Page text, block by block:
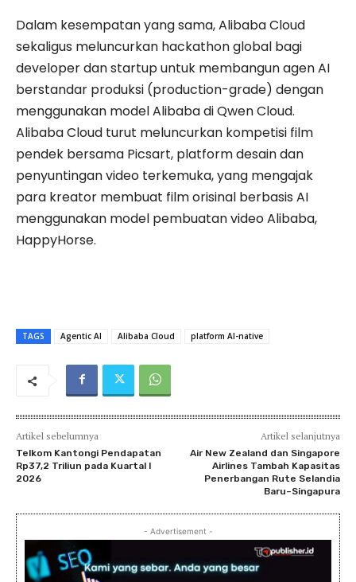
Dalam kesempatan yang sama, Alibaba Cloud
sekaligus meluncurkan hackathon global bagi
developer dan startup untuk membangun agen AI
berstandar produksi (production-grade) dengan
menggunakan model Alibaba di Qwen Cloud.
Alibaba Cloud turut meluncurkan kompetisi film
pendek bersama Picsart, platform desain dan
penyuntingan video terkemuka, yang mengajak
para kreator membuat film orisinal berbasis AI
menggunakan model pembuatan video Alibaba,
HappyHorse.
TAGS Agentic AI Alibaba Cloud platform AI-native
Artikel sebelumnya
Telkom Kantongi Pendapatan
Rp37,2 Triliun pada Kuartal I
2026
Artikel selanjutnya
Air New Zealand dan Singapore
Airlines Tambah Kapasitas
Penerbangan Rute Selandia
Baru–Singapura
- Advertisement -